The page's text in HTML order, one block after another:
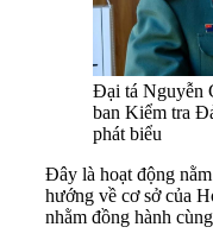
Đại tá Nguyễn
ban Kiểm tra
phát biểu
Đây là hoạt động
hướng về cơ sở của
nhằm đồng hành